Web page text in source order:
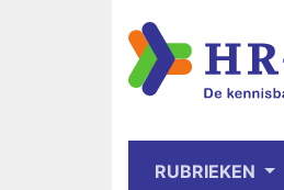
RUBRIEKEN